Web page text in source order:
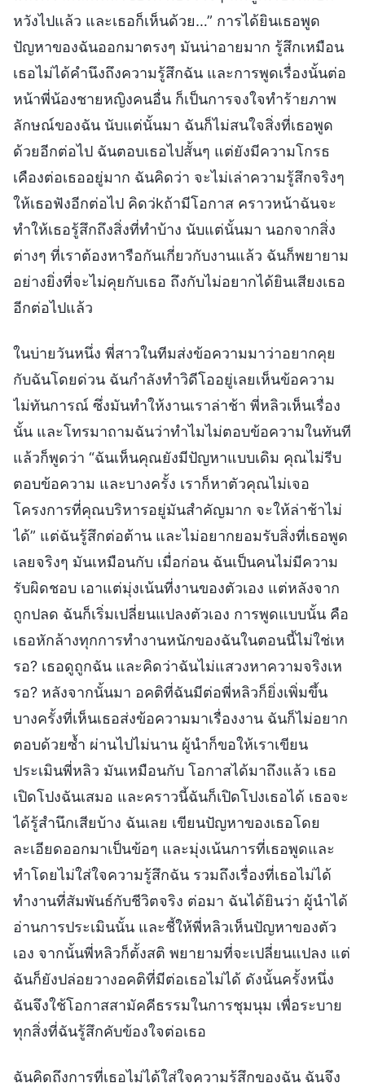
หวังไปแล้ว และเธอก็เห็นด้วย…” การได้ยินเธอพูด
ปัญหาของฉันออกมาตรงๆ มันน่าอายมาก รู้สึกเหมือน
เธอไม่ได้คำนึงถึงความรู้สึกฉัน และการพูดเรื่องนั้นต่อ
หน้าพี่น้องชายหญิงคนอื่น ก็เป็นการจงใจทำร้ายภาพ
ลักษณ์ของฉัน นับแต่นั้นมา ฉันก็ไม่สนใจสิ่งที่เธอพูด
ด้วยอีกต่อไป ฉันตอบเธอไปสั้นๆ แต่ยังมีความโกรธ
เคืองต่อเธออยู่มาก ฉันคิดว่า จะไม่เล่าความรู้สึกจริงๆ
ให้เธอฟังอีกต่อไป คิดว่kถ้ามีโอกาส คราวหน้าฉันจะ
ทำให้เธอรู้สึกถึงสิ่งที่ทำบ้าง นับแต่นั้นมา นอกจากสิ่ง
ต่างๆ ที่เราต้องหารือกันเกี่ยวกับงานแล้ว ฉันก็พยายาม
อย่างยิ่งที่จะไม่คุยกับเธอ ถึงกับไม่อยากได้ยินเสียงเธอ
อีกต่อไปแล้ว
ในบ่ายวันหนึ่ง พี่สาวในทีมส่งข้อความมาว่าอยากคุย
กับฉันโดยด่วน ฉันกำลังทำวิดีโออยู่เลยเห็นข้อความ
ไม่ทันการณ์ ซึ่งมันทำให้งานเราล่าช้า พี่หลิวเห็นเรื่อง
นั้น และโทรมาถามฉันว่าทำไมไม่ตอบข้อความในทันที
แล้วก็พูดว่า “ฉันเห็นคุณยังมีปัญหาแบบเดิม คุณไม่รีบ
ตอบข้อความ และบางครั้ง เราก็หาตัวคุณไม่เจอ
โครงการที่คุณบริหารอยู่มันสำคัญมาก จะให้ล่าช้าไม่
ได้” แต่ฉันรู้สึกต่อต้าน และไม่อยากยอมรับสิ่งที่เธอพูด
เลยจริงๆ มันเหมือนกับ เมื่อก่อน ฉันเป็นคนไม่มีความ
รับผิดชอบ เอาแต่มุ่งเน้นที่งานของตัวเอง แต่หลังจาก
ถูกปลด ฉันก็เริ่มเปลี่ยนแปลงตัวเอง การพูดแบบนั้น คือ
เธอหักล้างทุกการทำงานหนักของฉันในตอนนี้ไม่ใช่เห
รอ? เธอดูถูกฉัน และคิดว่าฉันไม่แสวงหาความจริงเห
รอ? หลังจากนั้นมา อคติที่ฉันมีต่อพี่หลิวก็ยิ่งเพิ่มขึ้น
บางครั้งที่เห็นเธอส่งข้อความมาเรื่องงาน ฉันก็ไม่อยาก
ตอบด้วยซ้ำ ผ่านไปไม่นาน ผู้นำก็ขอให้เราเขียน
ประเมินพี่หลิว มันเหมือนกับ โอกาสได้มาถึงแล้ว เธอ
เปิดโปงฉันเสมอ และคราวนี้ฉันก็เปิดโปงเธอได้ เธอจะ
ได้รู้สำนึกเสียบ้าง ฉันเลย เขียนปัญหาของเธอโดย
ละเอียดออกมาเป็นข้อๆ และมุ่งเน้นการที่เธอพูดและ
ทำโดยไม่ใส่ใจความรู้สึกฉัน รวมถึงเรื่องที่เธอไม่ได้
ทำงานที่สัมพันธ์กับชีวิตจริง ต่อมา ฉันได้ยินว่า ผู้นำได้
อ่านการประเมินนั้น และชี้ให้พี่หลิวเห็นปัญหาของตัว
เอง จากนั้นพี่หลิวก็ตั้งสติ พยายามที่จะเปลี่ยนแปลง แต่
ฉันก็ยังปล่อยวางอคติที่มีต่อเธอไม่ได้ ดังนั้นครั้งหนึ่ง
ฉันจึงใช้โอกาสสามัคคีธรรมในการชุมนุม เพื่อระบาย
ทุกสิ่งที่ฉันรู้สึกคับข้องใจต่อเธอ
ฉันคิดถึงการที่เธอไม่ได้ใส่ใจความรู้สึกของฉัน ฉันจึง